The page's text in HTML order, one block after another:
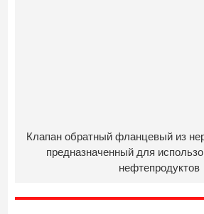
Клапан обратный фланцевый из
предназначенный для
нефтепродуктов